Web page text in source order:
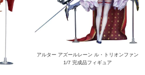
アルター アズールレーン ル・トリオンファン
1/7 完成品フィギュア